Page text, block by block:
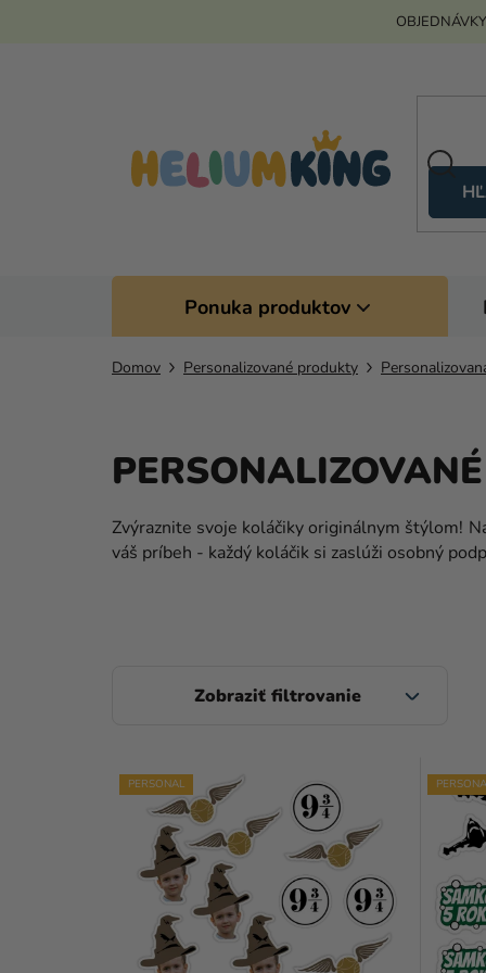
Ponuka produktov
Domov Personalizované produkty
Zvýraznite svoje koláčiky originálnym štýlom!
váš príbeh - každý koláčik si zaslúži osobný
N
VPERSONAL